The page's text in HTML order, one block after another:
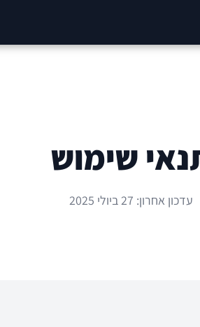
שימוש
עדכון אחרון: 27 ביולי 2025